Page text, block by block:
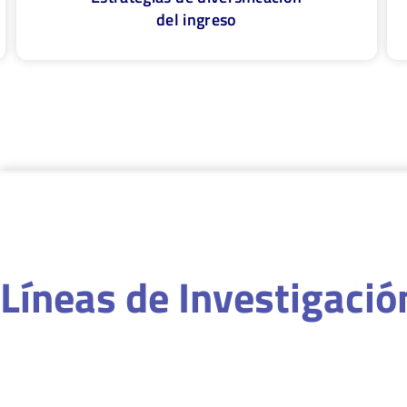
del ingreso
Líneas de